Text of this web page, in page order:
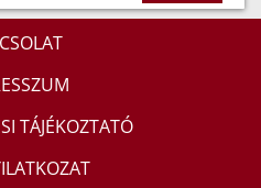
TÁJÉKOZTATÓ